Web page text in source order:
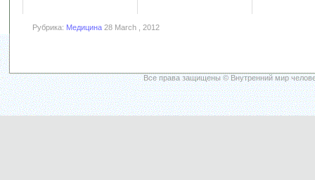
Рубрика: Медицина 28 March , 2012
Все права защищены © Внутренний мир